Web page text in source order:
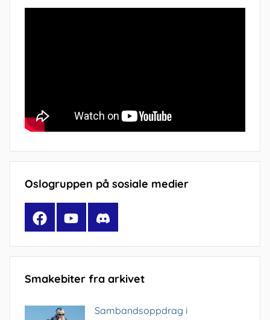
Oslogruppen på sosiale medier
FacebookYouTubeDiscord
Smakebiter fra arkivet
Sambandsoppdrag i